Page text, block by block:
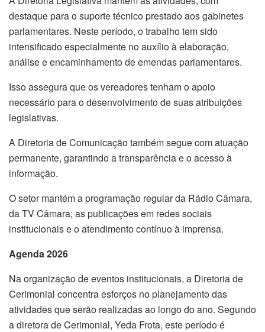
destaque para o suporte técnico prestado aos gabinetes
parlamentares. Neste período, o trabalho tem sido
intensificado especialmente no auxílio à elaboração,
análise e encaminhamento de emendas parlamentares.
Isso assegura que os vereadores tenham o apoio
necessário para o desenvolvimento de suas atribuições
legislativas.
A Diretoria de Comunicação também segue com atuação
permanente, garantindo a transparência e o acesso à
informação.
O setor mantém a programação regular da Rádio Câmara,
da TV Câmara; as publicações em redes sociais
institucionais e o atendimento contínuo à imprensa.
Agenda 2026
Na organização de eventos institucionais, a Diretoria de
Cerimonial concentra esforços no planejamento das
atividades que serão realizadas ao longo do ano. Segundo
a diretora de Cerimonial, Yeda Frota, este período é